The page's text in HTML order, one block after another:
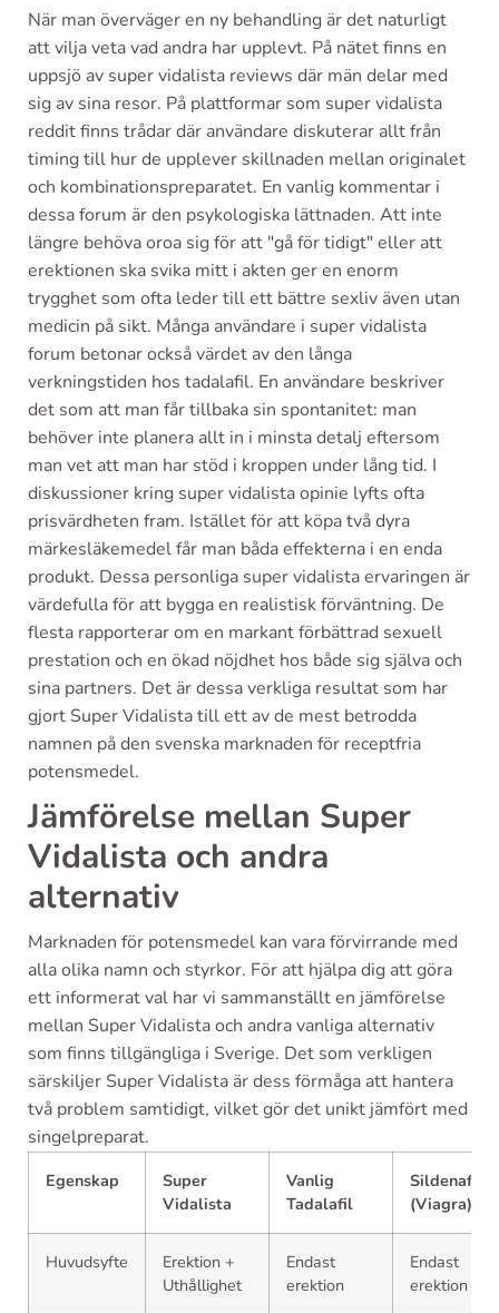
När man överväger en ny behandling är det naturligt
att vilja veta vad andra har upplevt. På nätet finns en
uppsjö av super vidalista reviews där män delar med
sig av sina resor. På plattformar som super vidalista
reddit finns trådar där användare diskuterar allt från
timing till hur de upplever skillnaden mellan originalet
och kombinationspreparatet. En vanlig kommentar i
dessa forum är den psykologiska lättnaden. Att inte
längre behöva oroa sig för att "gå för tidigt" eller att
erektionen ska svika mitt i akten ger en enorm
trygghet som ofta leder till ett bättre sexliv även utan
medicin på sikt. Många användare i super vidalista
forum betonar också värdet av den långa
verkningstiden hos tadalafil. En användare beskriver
det som att man får tillbaka sin spontanitet: man
behöver inte planera allt in i minsta detalj eftersom
man vet att man har stöd i kroppen under lång tid. I
diskussioner kring super vidalista opinie lyfts ofta
prisvärdheten fram. Istället för att köpa två dyra
märkesläkemedel får man båda effekterna i en enda
produkt. Dessa personliga super vidalista ervaringen är
värdefulla för att bygga en realistisk förväntning. De
flesta rapporterar om en markant förbättrad sexuell
prestation och en ökad nöjdhet hos både sig själva och
sina partners. Det är dessa verkliga resultat som har
gjort Super Vidalista till ett av de mest betrodda
namnen på den svenska marknaden för receptfria
potensmedel.
Jämförelse mellan Super
Vidalista och andra
alternativ
Marknaden för potensmedel kan vara förvirrande med
alla olika namn och styrkor. För att hjälpa dig att göra
ett informerat val har vi sammanställt en jämförelse
mellan Super Vidalista och andra vanliga alternativ
som finns tillgängliga i Sverige. Det som verkligen
särskiljer Super Vidalista är dess förmåga att hantera
två problem samtidigt, vilket gör det unikt jämfört med
singelpreparat.
Egenskap
Super
Vidalista
Vanlig
Tadalafil
Sildenafil
(Viagra)
Huvudsyfte
Erektion +
Uthållighet
Endast
erektion
Endast
erektion